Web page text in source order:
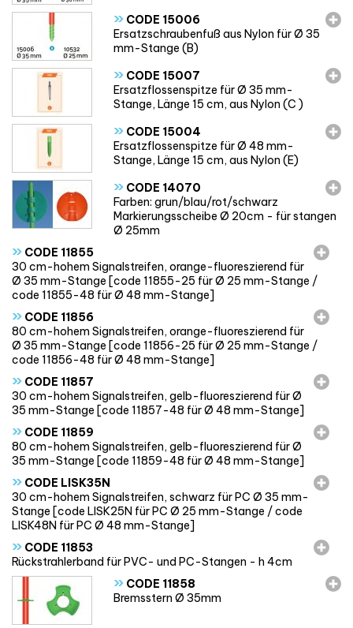
» CODE 15006
Ersatzschraubenfuß aus Nylon für Ø 35
mm-Stange (B)
» CODE 15007
Ersatzflossenspitze für Ø 35 mm-
Stange, Länge 15 cm, aus Nylon (C )
» CODE 15004
Ersatzflossenspitze für Ø 48 mm-
Stange, Länge 15 cm, aus Nylon (E)
» CODE 14070
Farben: grun/blau/rot/schwarz
Markierungsscheibe Ø 20cm - für stangen
Ø 25mm
» CODE 11855
30 cm-hohem Signalstreifen, orange-fluoreszierend für
Ø 35 mm-Stange [code 11855-25 für Ø 25 mm-Stange /
code 11855-48 für Ø 48 mm-Stange]
» CODE 11856
80 cm-hohem Signalstreifen, orange-fluoreszierend für
Ø 35 mm-Stange [code 11856-25 für Ø 25 mm-Stange /
code 11856-48 für Ø 48 mm-Stange]
» CODE 11857
30 cm-hohem Signalstreifen, gelb-fluoreszierend für Ø
35 mm-Stange [code 11857-48 für Ø 48 mm-Stange]
» CODE 11859
80 cm-hohem Signalstreifen, gelb-fluoreszierend für Ø
35 mm-Stange [code 11859-48 für Ø 48 mm-Stange]
» CODE LISK35N
30 cm-hohem Signalstreifen, schwarz für PC Ø 35 mm-
Stange [code LISK25N für PC Ø 25 mm-Stange / code
LISK48N für PC Ø 48 mm-Stange]
» CODE 11853
Rückstrahlerband für PVC- und PC-Stangen - h 4cm
» CODE 11858
Bremsstern Ø 35mm